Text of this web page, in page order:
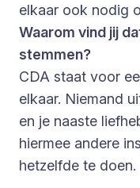
elkaar ook nodig
Waarom vind jij
stemmen?
CDA staat voor
elkaar. Niemand
en je naaste
hiermee andere
hetzelfde te doen.